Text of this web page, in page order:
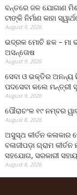
ବନ୍ତରେ ଜଳ ଯୋଗାଣ
ଟାଙ୍କି ନିର୍ମାଣ କାହା
August 9, 2026
ଭଦ୍ରକ ମୋଚି ଛକ – ମା
ଅସନ୍ତୋଷ
August 9, 2026
ସେବା ଓ ଭକ୍ତିର ଅନନ୍ୟ
ପଦସେବା କଲେ ମନ୍ତ୍ରୀ
August 9, 2026
ପୌରାଚଂଳ ୧୯ ନମ୍ବର
August 8, 2026
ଅସୁସ୍ଥ କୀର୍ତନ କଳାକାର
ବଳାଜୀପଡ଼ା ଗ୍ରାମ
ସହଯୋଗ, ସରକାରୀ
August 8, 2026